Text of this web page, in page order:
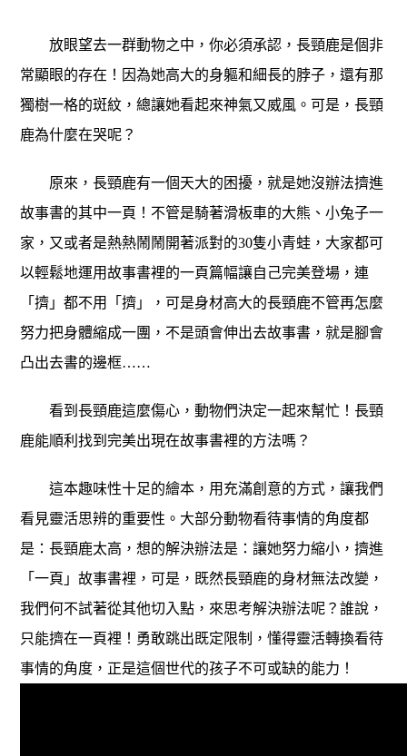
放眼望去一群動物之中，你必須承認，長頸鹿是個非
常顯眼的存在！因為她高大的身軀和細長的脖子，還有那
獨樹一格的斑紋，總讓她看起來神氣又威風。可是，長頸
鹿為什麼在哭呢？
原來，長頸鹿有一個天大的困擾，就是她沒辦法擠進
故事書的其中一頁！不管是騎著滑板車的大熊、小兔子一
家，又或者是熱熱鬧鬧開著派對的30隻小青蛙，大家都可
以輕鬆地運用故事書裡的一頁篇幅讓自己完美登場，連
「擠」都不用「擠」，可是身材高大的長頸鹿不管再怎麼
努力把身體縮成一團，不是頭會伸出去故事書，就是腳會
凸出去書的邊框……
看到長頸鹿這麼傷心，動物們決定一起來幫忙！長頸
鹿能順利找到完美出現在故事書裡的方法嗎？
這本趣味性十足的繪本，用充滿創意的方式，讓我們
看見靈活思辨的重要性。大部分動物看待事情的角度都
是：長頸鹿太高，想的解決辦法是：讓她努力縮小，擠進
「一頁」故事書裡，可是，既然長頸鹿的身材無法改變，
我們何不試著從其他切入點，來思考解決辦法呢？誰說，
只能擠在一頁裡！勇敢跳出既定限制，懂得靈活轉換看待
事情的角度，正是這個世代的孩子不可或缺的能力！